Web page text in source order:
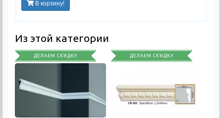
В корзину!
Из этой категории
ДЕЛАЕМ СКИДКУ ДЕЛАЕМ СКИДКУ